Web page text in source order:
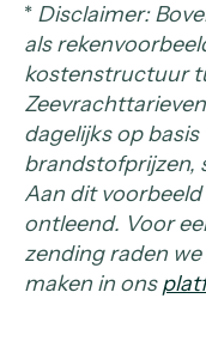
* Disclaimer:
als
kostenstructuur
dagelijks op
brandstofprijzen,
Aan dit
ontleend. Voor
zending raden
maken in ons